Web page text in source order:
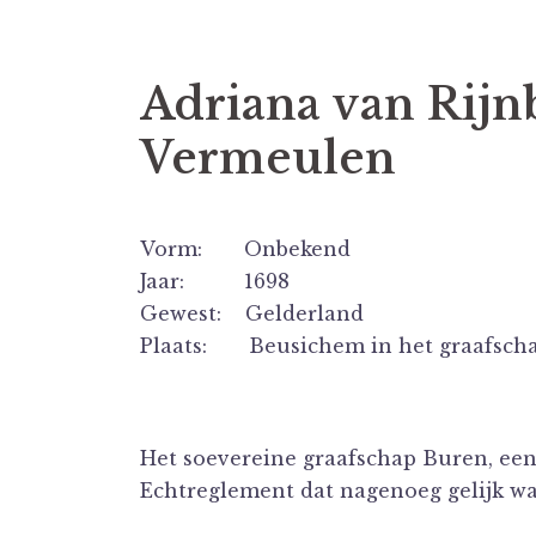
Adriana van
Vermeulen
Vorm: Onbekend
Jaar: 1698
Gewest: Gelderland
Plaats: Beusichem in het
Het soevereine graafschap Buren,
Echtreglement dat nagenoeg gelijk